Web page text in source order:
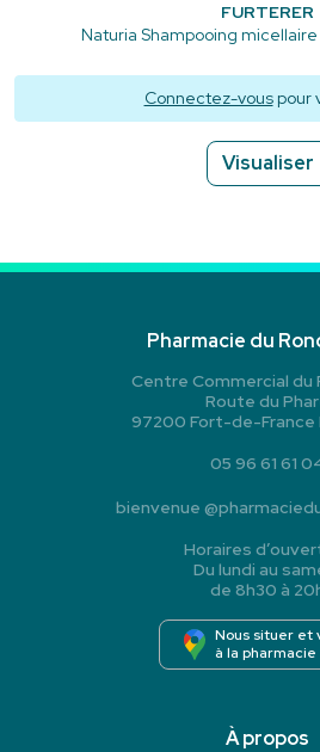
FURTERER
Naturia Shampooing
Connectez-vouspour
Visualiser
Pharmacie du
Centre Commercial du
Route du
97200 Fort-de-France
05 96 61 61
bienvenue @
Horaires
Du lundi au
de 8h30 à
Nous situer et
à la pharmacie
À propos